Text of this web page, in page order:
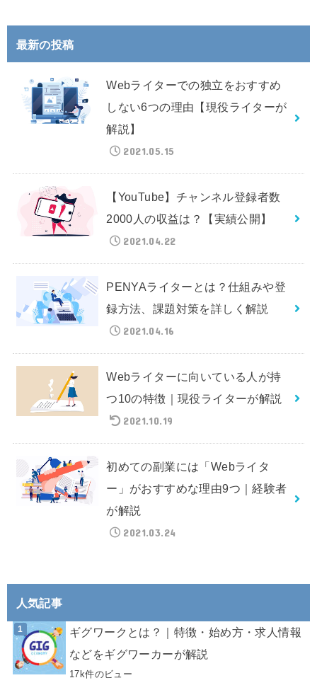
最新の投稿
Webライターでの独立をおすすめ
しない6つの理由【現役ライターが
解説】
2021.05.15
【YouTube】チャンネル登録者数
2000人の収益は？【実績公開】
2021.04.22
PENYAライターとは？仕組みや登
録方法、課題対策を詳しく解説
2021.04.16
Webライターに向いている人が持
つ10の特徴｜現役ライターが解説
2021.10.19
初めての副業には「Webライタ
ー」がおすすめな理由9つ｜経験者
が解説
2021.03.24
人気記事
ギグワークとは？｜特徴・始め方・求人情報
などをギグワーカーが解説
17k件のビュー